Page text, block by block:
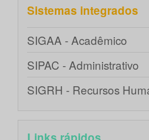
Sistemas integrados
SIGAA - Acadêmico
SIPAC - Administrativo
SIGRH - Recursos